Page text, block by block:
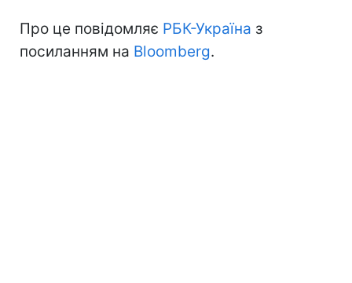
Про це повідомляє РБК-Україна з
посиланням на Bloomberg.